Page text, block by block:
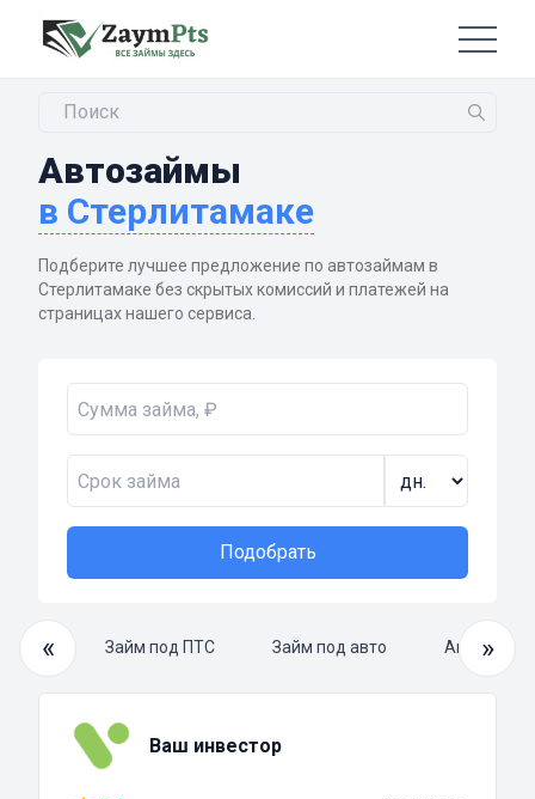
Автозаймы
в Стерлитамаке
Подберите лучшее предложение по автозаймам в
Стерлитамаке без скрытых комиссий и платежей на
страницах нашего сервиса.
Подобрать
«
займ Займ под ПТС Займ под авто »
Ваш инвестор